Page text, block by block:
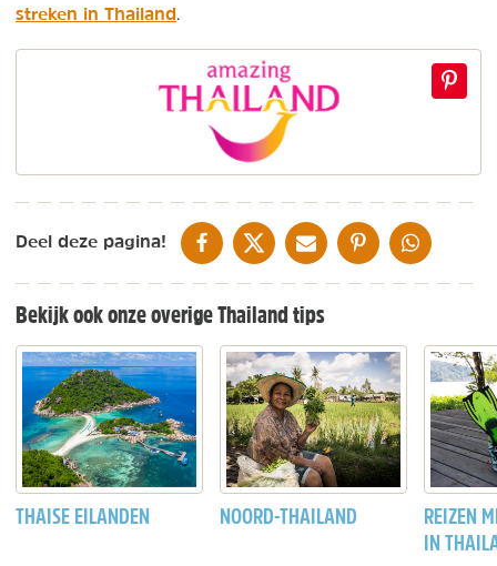
streken in Thailand
Deel deze pagina! DELEN OP FACEBOOK
DELEN OP XDELEN VIA DE MAIL
DELEN OP PINTEREST
DELEN OP
Bekijk ook onze overige Thailand tips
THAISE EILANDEN NOORD-THAILAND
REIZEN
IN